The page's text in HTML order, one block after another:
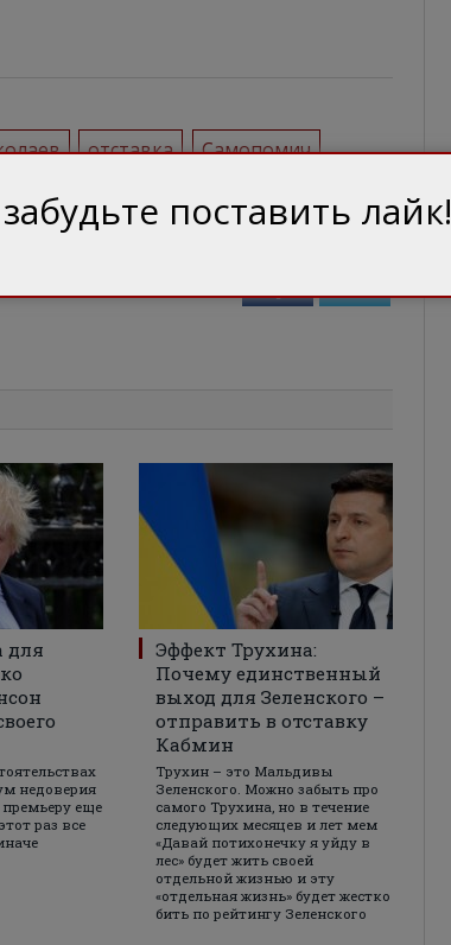
отставка
Самопомич
для
недоверия
еще
раз все
Эффект Трухина:
Почему единственный
выход для Зеленского –
отправить в отставку
Кабмин
Трухин – это Мальдивы
Зеленского. Можно забыть про
самого Трухина, но в течение
следующих месяцев и лет мем
«Давай потихонечку я уйду в
лес» будет жить своей
отдельной жизнью и эту
«отдельная жизнь» будет жестко
бить по рейтингу Зеленского
поставить лайк!